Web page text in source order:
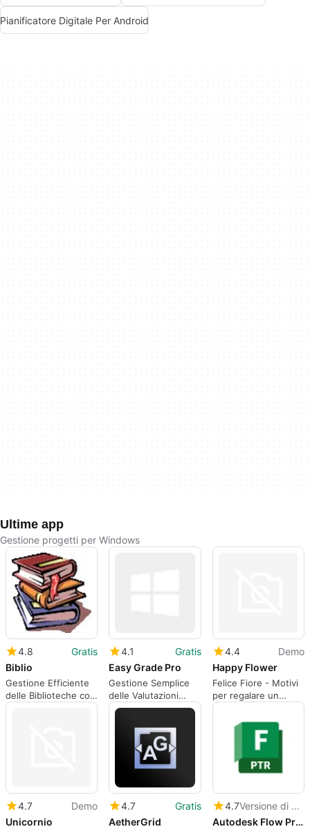
Pianificatore Digitale Per Android
Ultime app
Gestione progetti per Windows
4.8
Gratis
Biblio
Gestione Efficiente
delle Biblioteche con
Biblio
4.1
Gratis
Easy Grade Pro
Gestione Semplice
delle Valutazioni
Scolastiche
4.4
Demo
Happy Flower
Felice Fiore - Motivi
per regalare un
Felice Fiore come
4.7
Demo
Unicornio
4.7
Gratis
AetherGrid
4.7
Versione di prova
Autodesk Flow Production Tracking